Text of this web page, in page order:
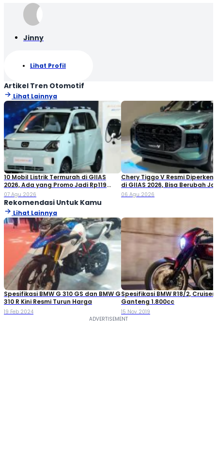
Jinny
Lihat Profil
Artikel Tren Otomotif
Lihat Lainnya
10 Mobil Listrik Termurah di GIIAS
2026, Ada yang Promo Jadi Rp119
Jutaan!
07 Agu 2026
Chery Tiggo V Resmi
di GIIAS 2026, Bisa Berubah
Double Cabin
06 Agu 2026
Rekomendasi Untuk Kamu
Lihat Lainnya
Spesifikasi BMW G 310 GS dan BMW G
310 R Kini Resmi Turun Harga
19 Feb 2024
Spesifikasi BMW R18/2, Cruiser
Ganteng 1.800cc
15 Nov 2019